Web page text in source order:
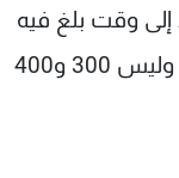
إلى وقت بلغ فيه
سعر صفيحة البنزين 60 و70 الف ليرة، وليس 300 و400